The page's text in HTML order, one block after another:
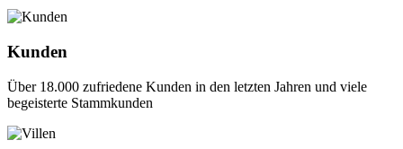
Kunden
Über 18.000 zufriedene Kunden in den letzten Jahren und viele
begeisterte Stammkunden